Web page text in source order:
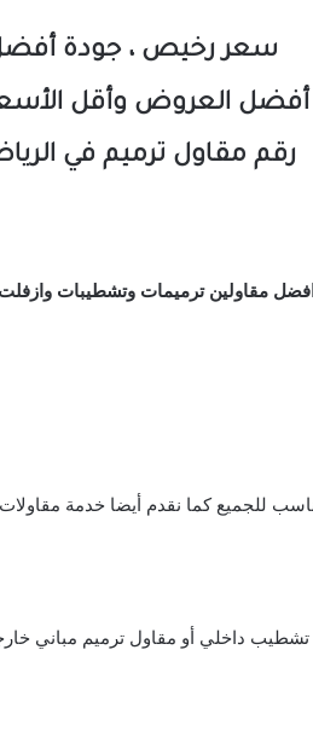
سعر رخيص ، جودة
أفضل العروض وأقل
رقم مقاول ترميم في
افضل مقاولين ترميمات وتشطيبات وازفلت
للجميع كما نقدم أيضا خدمة مقاولات
داخلي أو مقاول ترميم مباني